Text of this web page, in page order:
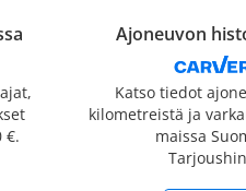
€.
Ajoneuvon
Katso tiedot
kilometreistä ja
maissa